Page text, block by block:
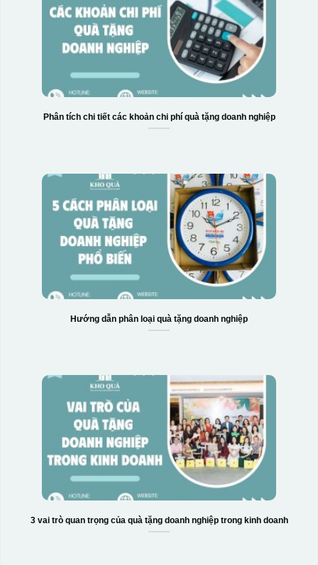
Phân tích chi tiết các khoản chi phí quà tặng doanh nghiệp
Hướng dẫn phân loại quà tặng doanh nghiệp
3 vai trò quan trọng của quà tặng doanh nghiệp trong kinh doanh